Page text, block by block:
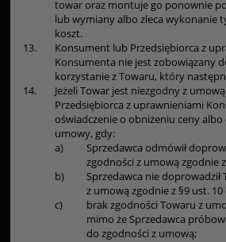
towar oraz montuje go ponownie
lub wymiany albo zleca wykonanie
koszt.
13.
Konsument lub Przedsiębiorca z
Konsumenta nie jest zobowiązany
korzystanie z Towaru, który
14.
Jeżeli Towar jest niezgodny z
Przedsiębiorca z uprawnieniami
oświadczenie o obniżeniu ceny
umowy, gdy:
a)
Sprzedawca odmówił
zgodności z umową zgodnie
b)
Sprzedawca nie
z umową zgodnie z §9 ust.
c)
brak zgodności Towaru z
mimo że Sprzedawca
do zgodności z umową;